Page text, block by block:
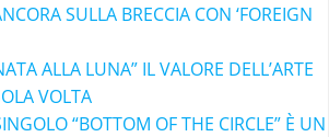
SULLA BRECCIA CON ‘FOREIGN
ALLA LUNA” IL VALORE DELL’ARTE
VOLTA
“BOTTOM OF THE CIRCLE” È UN